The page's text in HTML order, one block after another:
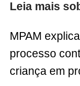
Leia mais
MPAM
processo
criança em